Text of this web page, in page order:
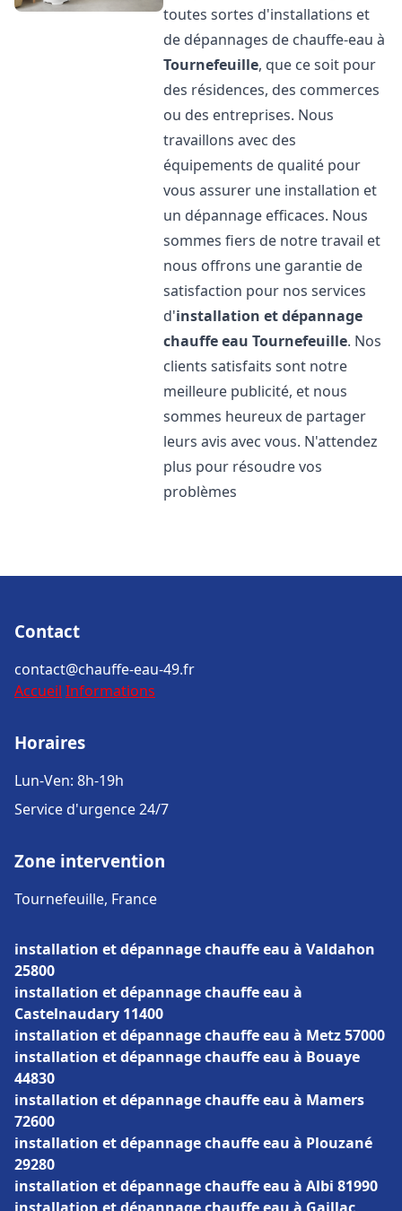
toutes sortes d'installations et
de dépannages de chauffe-eau à
Tournefeuille, que ce soit pour
des résidences, des commerces
ou des entreprises. Nous
travaillons avec des
équipements de qualité pour
vous assurer une installation et
un dépannage efficaces. Nous
sommes fiers de notre travail et
nous offrons une garantie de
satisfaction pour nos services
d'installation et dépannage
chauffe eau Tournefeuille. Nos
clients satisfaits sont notre
meilleure publicité, et nous
sommes heureux de partager
leurs avis avec vous. N'attendez
plus pour résoudre vos
problèmes
Contact
contact@chauffe-eau-49.fr
Accueil Informations
Horaires
Lun-Ven: 8h-19h
Service d'urgence 24/7
Zone intervention
Tournefeuille, France
installation et dépannage chauffe eau à Valdahon
25800
installation et dépannage chauffe eau à
Castelnaudary 11400
installation et dépannage chauffe eau à Metz 57000
installation et dépannage chauffe eau à Bouaye
44830
installation et dépannage chauffe eau à Mamers
72600
installation et dépannage chauffe eau à Plouzané
29280
installation et dépannage chauffe eau à Albi 81990